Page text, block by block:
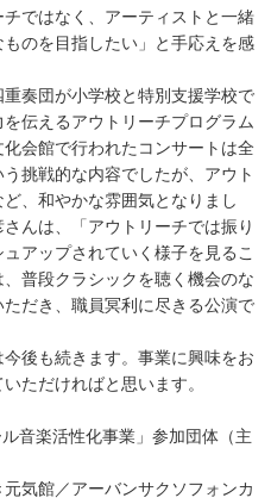
ではなく、アーティストと一緒
のを目指したい」と手応えを感
奏団が小学校と特別支援学校で
伝えるアウトリーチプログラム
会館で行われたコンサートは全
挑戦的な内容でしたが、アウト
、和やかな雰囲気となりまし
んは、「アウトリーチでは振り
アップされていく様子を見るこ
普段クラシックを聴く機会のな
だき、職員冥利に尽きる公演で
後も続きます。事業に興味をお
ただければと思います。
音楽活性化事業」参加団体（主
気館／アーバンサクソフォンカ